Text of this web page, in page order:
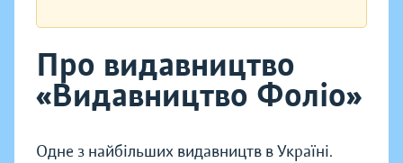
Про видавництво
«Видавництво Фоліо»
Одне з найбільших видавництв в Україні.